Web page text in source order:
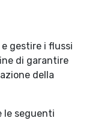
gestire i flussi
di garantire
della
le seguenti